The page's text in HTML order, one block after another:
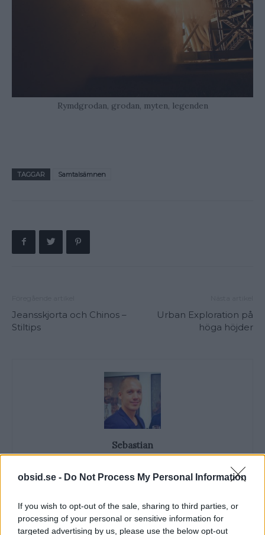
obsid.se - Do Not Process My Personal Information
If you wish to opt-out of the sale, sharing to third parties, or
processing of your personal or sensitive information for
targeted advertising by us, please use the below opt-out
Rymdgrodan, grodan, myten, legenden
TAGGAR Samtalsämnen
Jeansskjorta och Chinos –
Stiltips
Urban Exploration på
höga höjder
Sebastian
Kvalitetstid för mig är en kall, ljus, amerikansk öl i solen på en